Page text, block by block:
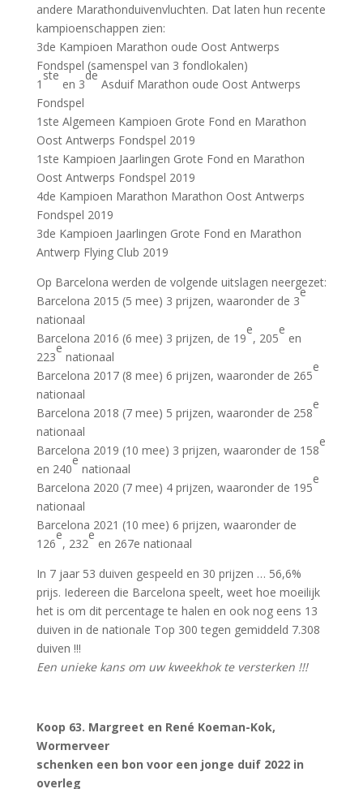
andere Marathonduivenvluchten. Dat laten hun recente
kampioenschappen zien:
3de Kampioen Marathon oude Oost Antwerps
Fondspel (samenspel van 3 fondlokalen)
1
ste
en 3
de
Asduif Marathon oude Oost Antwerps
Fondspel
1ste Algemeen Kampioen Grote Fond en Marathon
Oost Antwerps Fondspel 2019
1ste Kampioen Jaarlingen Grote Fond en Marathon
Oost Antwerps Fondspel 2019
4de Kampioen Marathon Marathon Oost Antwerps
Fondspel 2019
3de Kampioen Jaarlingen Grote Fond en Marathon
Antwerp Flying Club 2019
Op Barcelona werden de volgende uitslagen neergezet:
Barcelona 2015 (5 mee) 3 prijzen, waaronder de 3
e
nationaal
Barcelona 2016 (6 mee) 3 prijzen, de 19
e
, 205
e
en
223
e
nationaal
Barcelona 2017 (8 mee) 6 prijzen, waaronder de 265
e
nationaal
Barcelona 2018 (7 mee) 5 prijzen, waaronder de 258
e
nationaal
Barcelona 2019 (10 mee) 3 prijzen, waaronder de 158
e
en 240
e
nationaal
Barcelona 2020 (7 mee) 4 prijzen, waaronder de 195
e
nationaal
Barcelona 2021 (10 mee) 6 prijzen, waaronder de
126
e
, 232
e
en 267e nationaal
In 7 jaar 53 duiven gespeeld en 30 prijzen … 56,6%
prijs. Iedereen die Barcelona speelt, weet hoe moeilijk
het is om dit percentage te halen en ook nog eens 13
duiven in de nationale Top 300 tegen gemiddeld 7.308
duiven !!!
Een unieke kans om uw kweekhok te versterken !!!
Koop 63. Margreet en René Koeman-Kok,
Wormerveer
schenken een bon voor een jonge duif 2022 in
overleg